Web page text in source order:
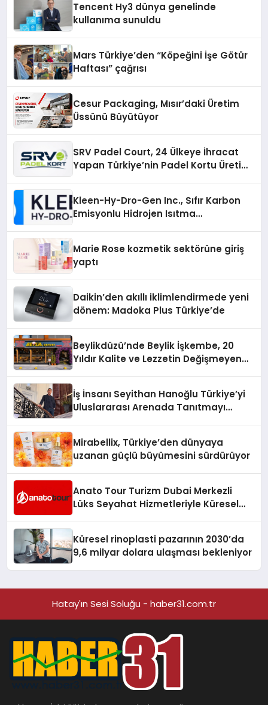
Tencent Hy3 dünya genelinde
kullanıma sunuldu
Mars Türkiye’den “Köpeğini İşe Götür
Haftası” çağrısı
Cesur Packaging, Mısır’daki Üretim
Üssünü Büyütüyor
SRV Padel Court, 24 Ülkeye İhracat
Yapan Türkiye’nin Padel Kortu Üretim
Kleen-Hy-Dro-Gen Inc., Sıfır Karbon
Emisyonlu Hidrojen Isıtma
Marie Rose kozmetik sektörüne giriş
yaptı
Daikin’den akıllı iklimlendirmede yeni
dönem: Madoka Plus Türkiye’de
Beylikdüzü’nde Beylik İşkembe, 20
Yıldır Kalite ve Lezzetin Değişmeyen
İş İnsanı Seyithan Hanoğlu Türkiye’yi
Uluslararası Arenada Tanıtmayı
Mirabellix, Türkiye’den dünyaya
uzanan güçlü büyümesini sürdürüyor
Anato Tour Turizm Dubai Merkezli
Lüks Seyahat Hizmetleriyle Küresel
Küresel rinoplasti pazarının 2030’da
9,6 milyar dolara ulaşması bekleniyor
Hatay'ın Sesi Soluğu - haber31.com.tr